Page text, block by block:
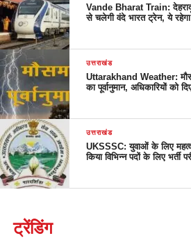
Vande Bharat Train:
से चलेगी वंदे भारत ट्रेन, ये
उत्तराखंड
Uttarakhand Weather: मौसम
का पूर्वानुमान, अधिकारियों को
उत्तराखंड
UKSSSC: युवाओं के लिए
किया विभिन्न पदों के लिए भर्ती
ट्रेंडिंग